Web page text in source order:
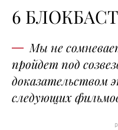
6
Мы не
пройдет под
доказательством
следующих